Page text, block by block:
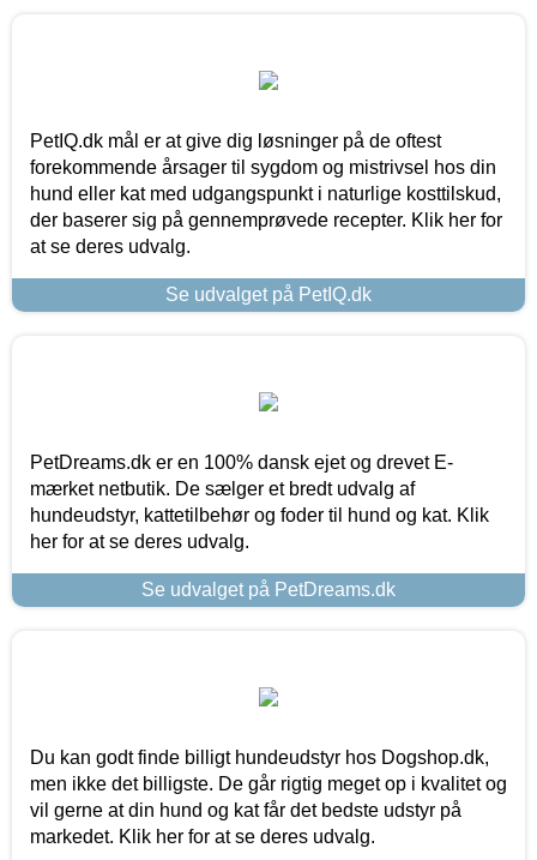
PetIQ.dk mål er at give dig løsninger på de oftest
forekommende årsager til sygdom og mistrivsel hos din
hund eller kat med udgangspunkt i naturlige kosttilskud,
der baserer sig på gennemprøvede recepter. Klik her for
at se deres udvalg.
Se udvalget på PetIQ.dk
PetDreams.dk er en 100% dansk ejet og drevet E-
mærket netbutik. De sælger et bredt udvalg af
hundeudstyr, kattetilbehør og foder til hund og kat. Klik
her for at se deres udvalg.
Se udvalget på PetDreams.dk
Du kan godt finde billigt hundeudstyr hos Dogshop.dk,
men ikke det billigste. De går rigtig meget op i kvalitet og
vil gerne at din hund og kat får det bedste udstyr på
markedet. Klik her for at se deres udvalg.